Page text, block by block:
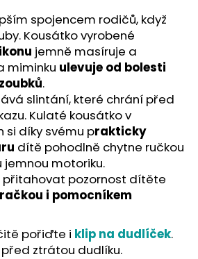
spojencem rodičů, když
Kousátko vyrobené
jemně masíruje a
miminku ulevuje od bolesti
.
slintání, které chrání před
Kulaté kousátko v
si díky svému prakticky
dítě pohodlně chytne ručkou
jemnou motoriku.
přitahovat pozornost dítěte
i pomocníkem
pořiďte i klip na dudlíček.
ztrátou dudlíku.